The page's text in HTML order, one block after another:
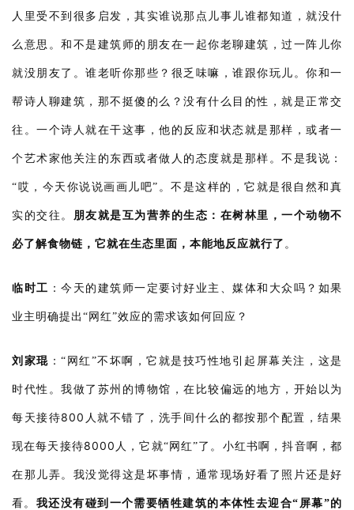
人里受不到很多启发，其实谁说那点儿事儿谁都知道，就没什
么意思。和不是建筑师的朋友在一起你老聊建筑，过一阵儿你
就没朋友了。谁老听你那些？很乏味嘛，谁跟你玩儿。你和一
帮诗人聊建筑，那不挺傻的么？没有什么目的性，就是正常交
往。一个诗人就在干这事，他的反应和状态就是那样，或者一
个艺术家他关注的东西或者做人的态度就是那样。不是我说：
“哎，今天你说说画画儿吧”。不是这样的，它就是很自然和真
实的交往。 朋友就是互为营养的生态：在树林里，一个动物不
必了解食物链，它就在生态里面，本能地反应就行了 。
临时工 ： 今天的建筑师一定要讨好业主、媒体和大众吗？如果
业主明确提出“网红”效应的需求该如何回应？
刘家琨 ：“网红”不坏啊，它就是技巧性地引起屏幕关注，这是
时代性。我做了苏州的博物馆，在比较偏远的地方，开始以为
每天接待800 人就不错了，洗手间什么的都按那个配置，结果
现在每天接待8000 人，它就“网红”了。 小红书啊，抖音啊，都
在那儿弄。我没觉得这是坏事情，通常现场好看了照片还是好
看。 我还没有碰到一个需要牺牲建筑的本体性去迎合“屏幕”的